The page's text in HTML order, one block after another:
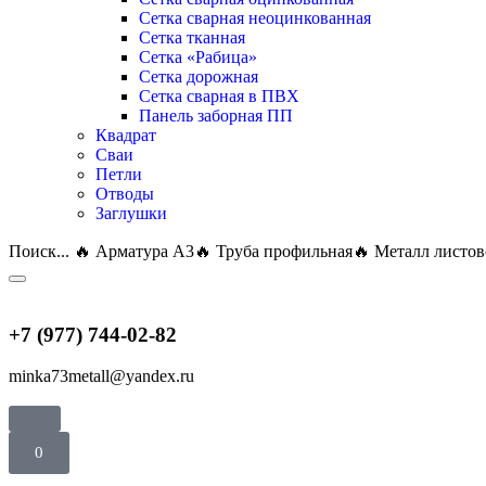
Сетка сварная неоцинкованная
Сетка тканная
Сетка «Рабица»
Сетка дорожная
Сетка сварная в ПВХ
Панель заборная ПП
Квадрат
Сваи
Петли
Отводы
Заглушки
Поиск... 🔥 Арматура А3🔥 Труба профильная🔥 Металл
+7 (977) 744-02-82
minka73metall@yandex.ru
0